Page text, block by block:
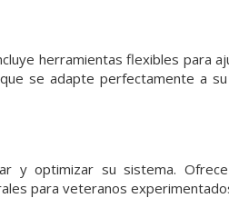
herramientas flexibles para
se adapte perfectamente a
y optimizar su sistema.
para veteranos